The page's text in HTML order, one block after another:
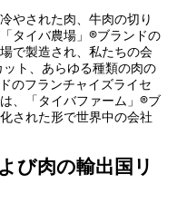
やされた肉、牛肉の切り
タイバ農場」®ブランドの
で製造され、私たちの会
ト、あらゆる種類の肉の
のフランチャイズライセ
、「タイバファーム」®ブ
された形で世界中の会社
び肉の輸出国リ